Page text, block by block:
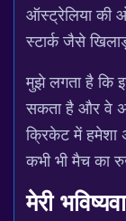
ऑस्ट्रेलिया की
स्टार्क जैसे
मुझे लगता है कि
सकता है और वे
क्रिकेट में हमेशा
कभी भी मैच का
मेरी